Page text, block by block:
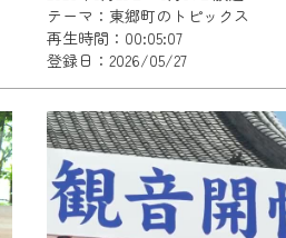
テーマ：東郷町のトピックス
再生時間：00:05:07
登録日：2026/05/27